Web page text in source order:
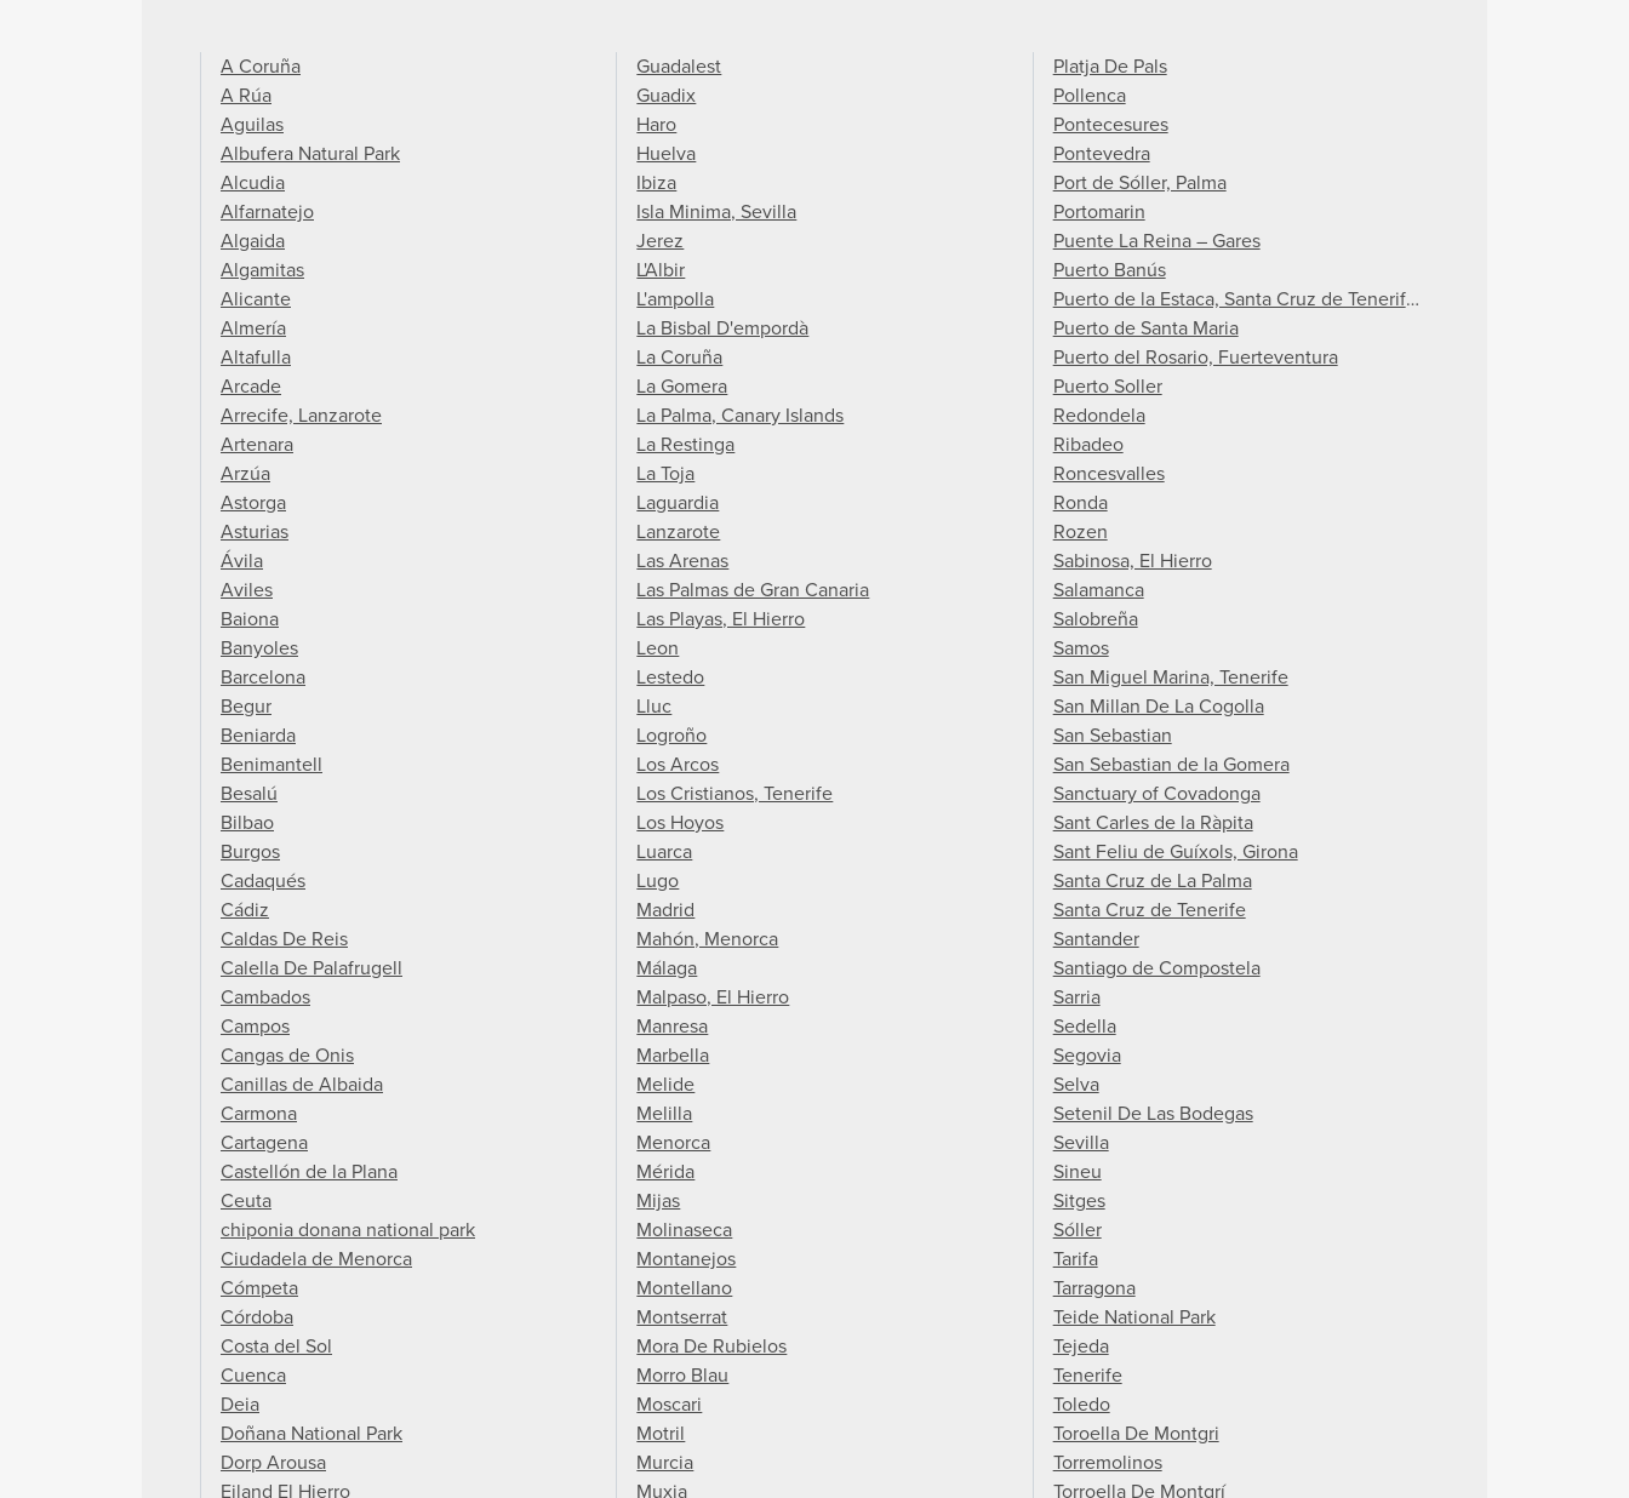
A Coruña
A Rúa
Aguilas
Albufera Natural Park
Alcudia
Alfarnatejo
Algaida
Algamitas
Alicante
Almería
Altafulla
Arcade
Arrecife, Lanzarote
Artenara
Arzúa
Astorga
Asturias
Ávila
Aviles
Baiona
Banyoles
Barcelona
Begur
Beniarda
Benimantell
Besalú
Bilbao
Burgos
Cadaqués
Cádiz
Caldas De Reis
Calella De Palafrugell
Cambados
Campos
Cangas de Onis
Canillas de Albaida
Carmona
Cartagena
Castellón de la Plana
Ceuta
chiponia donana national park
Ciudadela de Menorca
Cómpeta
Córdoba
Costa del Sol
Cuenca
Deia
Doñana National Park
Dorp Arousa
Eiland El Hierro
Guadalest
Guadix
Haro
Huelva
Ibiza
Isla Minima, Sevilla
Jerez
L'Albir
L'ampolla
La Bisbal D'empordà
La Coruña
La Gomera
La Palma, Canary Islands
La Restinga
La Toja
Laguardia
Lanzarote
Las Arenas
Las Palmas de Gran Canaria
Las Playas, El Hierro
Leon
Lestedo
Lluc
Logroño
Los Arcos
Los Cristianos, Tenerife
Los Hoyos
Luarca
Lugo
Madrid
Mahón, Menorca
Málaga
Malpaso, El Hierro
Manresa
Marbella
Melide
Melilla
Menorca
Mérida
Mijas
Molinaseca
Montanejos
Montellano
Montserrat
Mora De Rubielos
Morro Blau
Moscari
Motril
Murcia
Muxia
Platja De Pals
Pollenca
Pontecesures
Pontevedra
Port de Sóller, Palma
Portomarin
Puente La Reina – Gares
Puerto Banús
Puerto de la Estaca, Santa Cruz de Tenerife, Canarische Eilanden
Puerto de Santa Maria
Puerto del Rosario, Fuerteventura
Puerto Soller
Redondela
Ribadeo
Roncesvalles
Ronda
Rozen
Sabinosa, El Hierro
Salamanca
Salobreña
Samos
San Miguel Marina, Tenerife
San Millan De La Cogolla
San Sebastian
San Sebastian de la Gomera
Sanctuary of Covadonga
Sant Carles de la Ràpita
Sant Feliu de Guíxols, Girona
Santa Cruz de La Palma
Santa Cruz de Tenerife
Santander
Santiago de Compostela
Sarria
Sedella
Segovia
Selva
Setenil De Las Bodegas
Sevilla
Sineu
Sitges
Sóller
Tarifa
Tarragona
Teide National Park
Tejeda
Tenerife
Toledo
Toroella De Montgri
Torremolinos
Torroella De Montgrí